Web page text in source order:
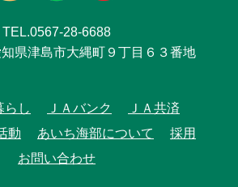
TEL.0567-28-6688
県津島市大縄町９丁目６３番地
らし ＪＡバンク
ＪＡ共済
動
あいち海部について
採用
お問い合わせ